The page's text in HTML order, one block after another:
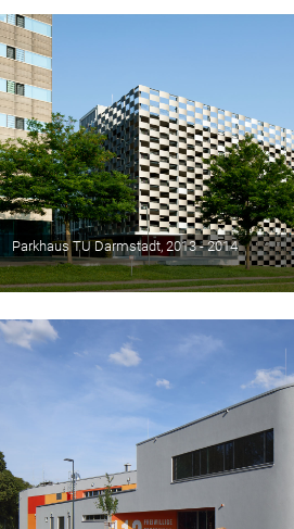
Parkhaus TU Darmstadt, 2013 - 2014